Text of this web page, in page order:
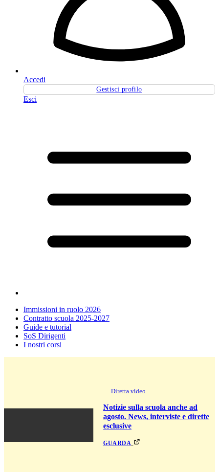
Accedi
Gestisci profilo
Esci
Immissioni in ruolo 2026
Contratto scuola 2025-2027
Guide e tutorial
SoS Dirigenti
I nostri corsi
Diretta video
Notizie sulla scuola anche ad
agosto. News, interviste e dirette
esclusive
guarda